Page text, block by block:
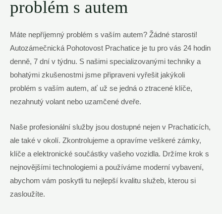
problém s autem
Máte nepříjemný problém s vaším autem? Žádné starosti!
Autozámečnická Pohotovost Prachatice je tu pro vás 24 hodin
denně, 7 dní v týdnu. S našimi specializovanými techniky a
bohatými zkušenostmi jsme připraveni vyřešit jakýkoli
problém s vaším autem, ať už se jedná o ztracené klíče,
nezahnutý volant nebo uzamčené dveře.
Naše profesionální služby jsou dostupné nejen v Prachaticích,
ale také v okolí. Zkontrolujeme a opravíme veškeré zámky,
klíče a elektronické součástky vašeho vozidla. Držíme krok s
nejnovějšími technologiemi a používáme moderní vybavení,
abychom vám poskytli tu nejlepší kvalitu služeb, kterou si
zasloužíte.